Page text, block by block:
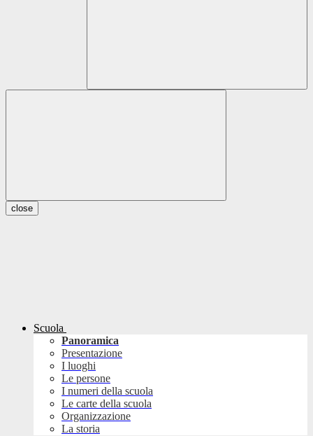
close
Scuola
Panoramica
Presentazione
I luoghi
Le persone
I numeri della scuola
Le carte della scuola
Organizzazione
La storia